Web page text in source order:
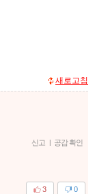
새로고침
신고 | 공감 확인
0
3